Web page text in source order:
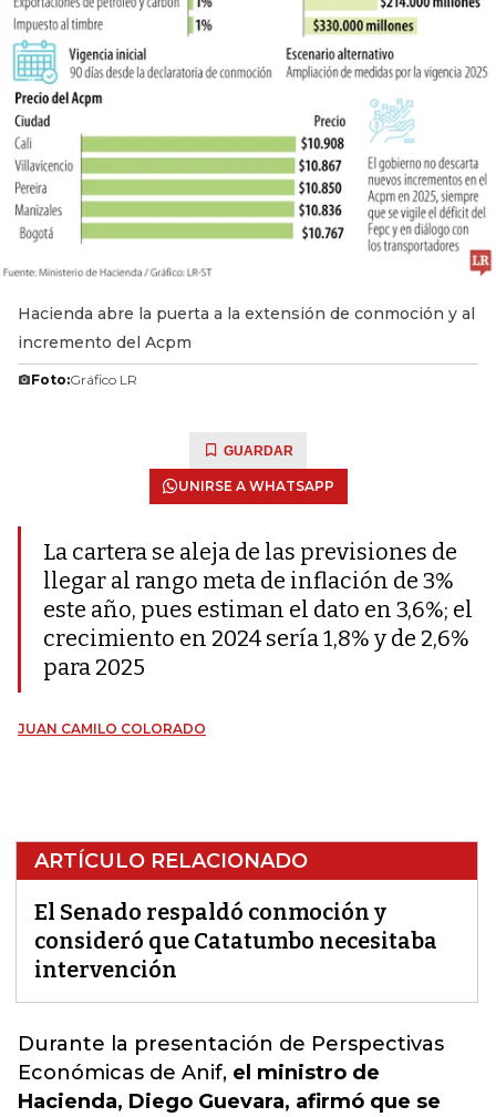
Hacienda abre la puerta a la extensión de conmoción y al
incremento del Acpm
Foto:Gráfico LR
GUARDAR
UNIRSE A WHATSAPP
La cartera se aleja de las previsiones de
llegar al rango meta de inflación de 3%
este año, pues estiman el dato en 3,6%; el
crecimiento en 2024 sería 1,8% y de 2,6%
para 2025
JUAN CAMILO COLORADO
ARTÍCULO RELACIONADO
El Senado respaldó conmoción y
consideró que Catatumbo necesitaba
intervención
Durante la presentación de Perspectivas
Económicas de Anif, el ministro de
Hacienda, Diego Guevara, afirmó que se